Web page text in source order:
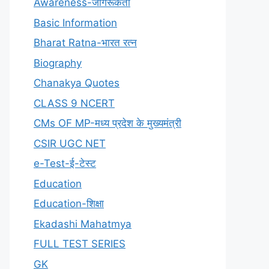
Awareness-जागरूकता
Basic Information
Bharat Ratna-भारत रत्न
Biography
Chanakya Quotes
CLASS 9 NCERT
CMs OF MP-मध्य प्रदेश के मुख्यमंत्री
CSIR UGC NET
e-Test-ई-टेस्ट
Education
Education-शिक्षा
Ekadashi Mahatmya
FULL TEST SERIES
GK